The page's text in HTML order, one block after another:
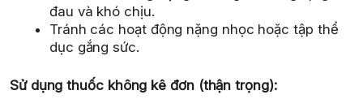
đau và khó chịu.
Tránh các hoạt động nặng nhọc hoặc tập thể
dục gắng sức.
Sử dụng thuốc không kê đơn (thận trọng):